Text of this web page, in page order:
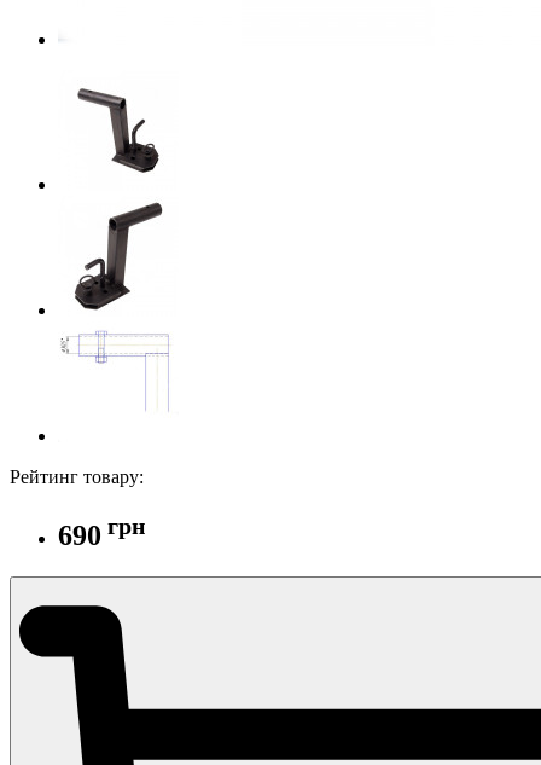
Рейтинг товару:
690 грн